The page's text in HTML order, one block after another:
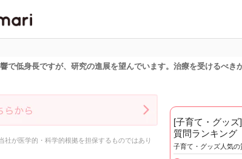
ト
で低身長ですが、研究の進展を望んでいます。治療を受けるべき
が医学的・科学的根拠を担保するものではあり
[子育て・グッ
質問ランキング
子育て・グッズ人気